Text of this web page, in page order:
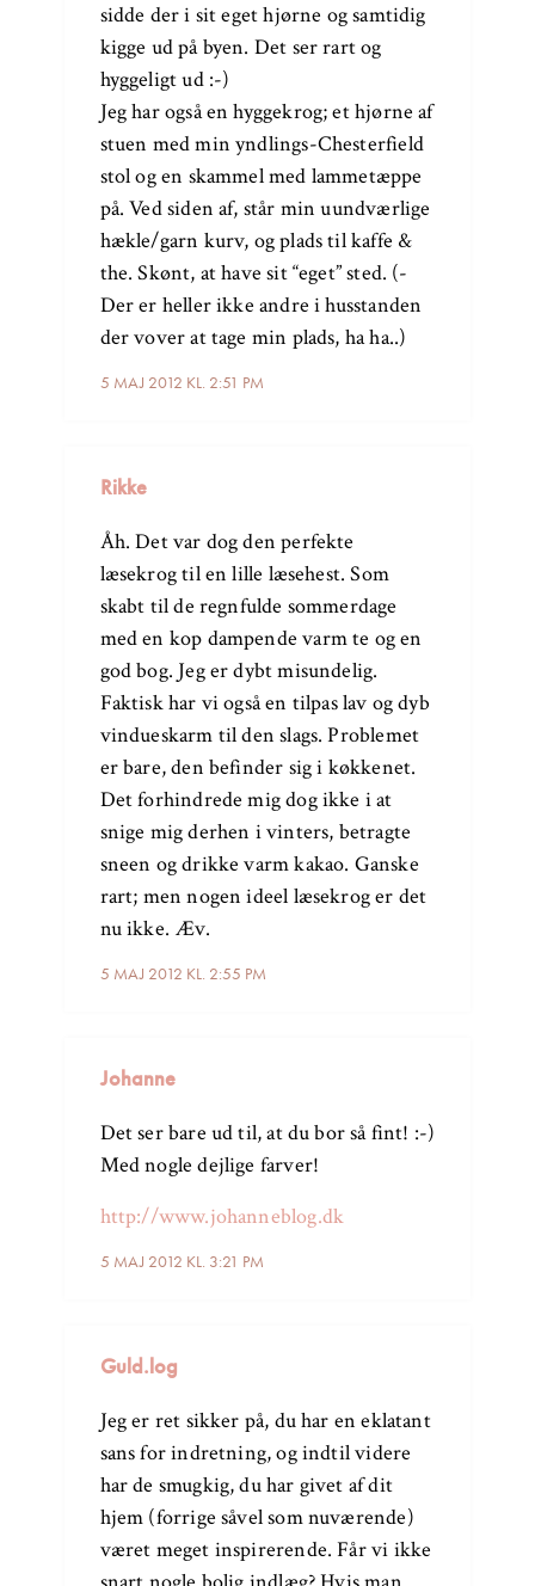
5 MAJ 2012 KL. 2:51 PM
sidde der i sit eget hjørne og samtidig
kigge ud på byen. Det ser rart og
hyggeligt ud :-)
Jeg har også en hyggekrog; et hjørne af
stuen med min yndlings-Chesterfield
stol og en skammel med lammetæppe
på. Ved siden af, står min uundværlige
hækle/garn kurv, og plads til kaffe &
the. Skønt, at have sit “eget” sted. (-
Der er heller ikke andre i husstanden
der vover at tage min plads, ha ha..)
Rikke
5 MAJ 2012 KL. 2:55 PM
Åh. Det var dog den perfekte
læsekrog til en lille læsehest. Som
skabt til de regnfulde sommerdage
med en kop dampende varm te og en
god bog. Jeg er dybt misundelig.
Faktisk har vi også en tilpas lav og dyb
vindueskarm til den slags. Problemet
er bare, den befinder sig i køkkenet.
Det forhindrede mig dog ikke i at
snige mig derhen i vinters, betragte
sneen og drikke varm kakao. Ganske
rart; men nogen ideel læsekrog er det
nu ikke. Æv.
Johanne
5 MAJ 2012 KL. 3:21 PM
Det ser bare ud til, at du bor så fint! :-)
Med nogle dejlige farver!
http://www.johanneblog.dk
Guld.log
Jeg er ret sikker på, du har en eklatant
sans for indretning, og indtil videre
har de smugkig, du har givet af dit
hjem (forrige såvel som nuværende)
været meget inspirerende. Får vi ikke